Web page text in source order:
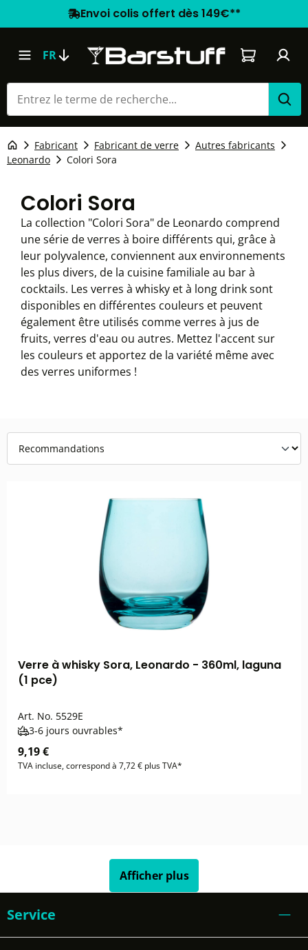
Envoi colis offert dès 149€**
FR Le panier
Fabricant Fabricant de verre
Autres fabricants
Leonardo
Colori Sora
Colori Sora
La collection "Colori Sora" de Leonardo comprend
une série de verres à boire différents qui, grâce à
leur polyvalence, conviennent aux environnements
les plus divers, de la cuisine familiale au bar à
cocktails. Les verres à whisky et à long drink sont
disponibles en différentes couleurs et peuvent
également être utilisés comme verres à jus de
fruits, verres d'eau ou autres. Mettez l'accent sur
les couleurs et apportez de la variété même avec
des verres uniformes !
Verre à whisky Sora, Leonardo - 360ml, laguna
(1 pce)
Art. No. 5529E
3-6 jours ouvrables*
9,19 €
TVA incluse, correspond à 7,72 € plus TVA*
Afficher plus
Service